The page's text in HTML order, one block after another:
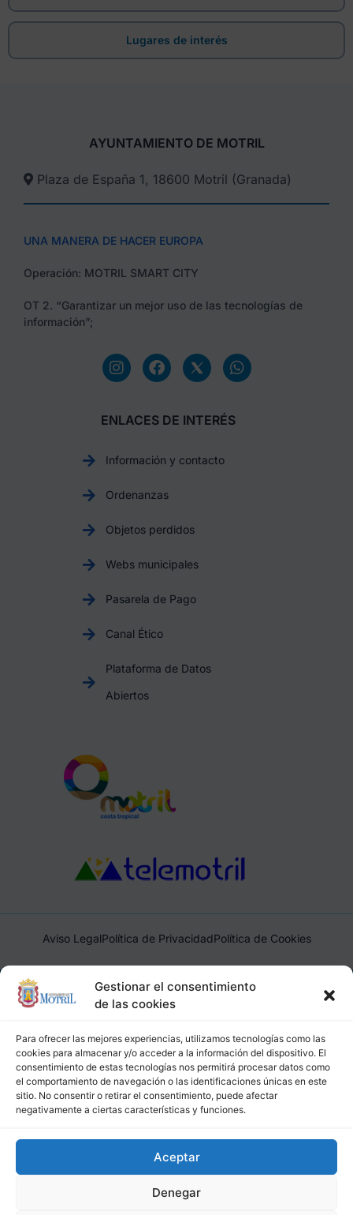
Gestionar el consentimiento
de las cookies
Para ofrecer las mejores experiencias, utilizamos tecnologías como las
cookies para almacenar y/o acceder a la información del dispositivo. El
consentimiento de estas tecnologías nos permitirá procesar datos como
el comportamiento de navegación o las identificaciones únicas en este
sitio. No consentir o retirar el consentimiento, puede afectar
negativamente a ciertas características y funciones.
Aceptar
Denegar
Lugares de interés
AYUNTAMIENTO DE MOTRIL
Plaza de España 1, 18600 Motril (Granada)​
UNA MANERA DE HACER EUROPA
Operación: MOTRIL SMART CITY
OT 2. “Garantizar un mejor uso de las tecnologías de
información”;
ENLACES DE INTERÉS
Información y contacto
Ordenanzas
Objetos perdidos
Webs municipales
Pasarela de Pago
Canal Ético
Plataforma de Datos
Abiertos
Aviso LegalPolítica de PrivacidadPolítica de Cookies
Ayuntamiento de Motril, Plaza de España, 1, 18600, Motril,
(Granada), CIF: P1814200J, DIR3: L01181400